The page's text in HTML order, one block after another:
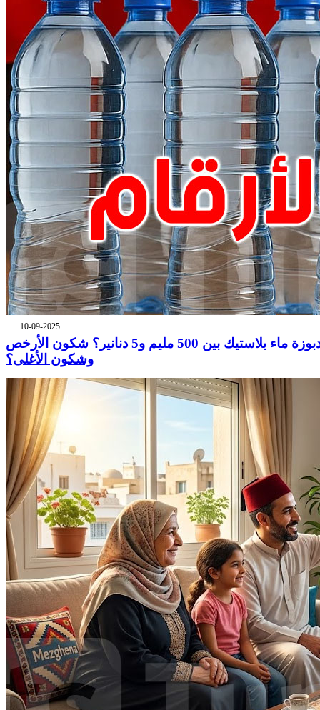
10-09-2025
دبوزة ماء بلاستيك بين 500 مليم و5 دنانير؟ شكون الأرخص
وشكون الأغلى؟